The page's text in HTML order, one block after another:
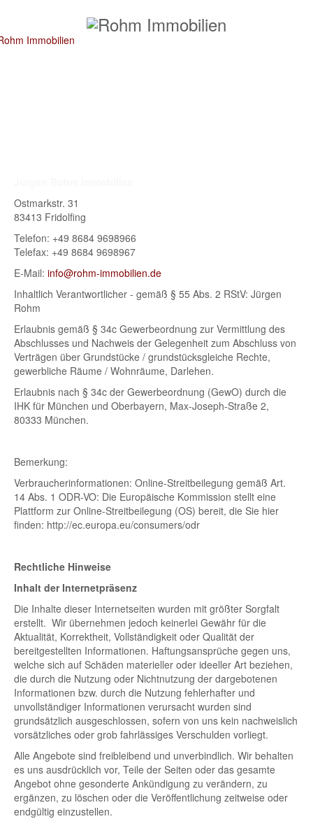
Ostmarkstr. 31
83413 Fridolfing
Telefon: +49 8684 9698966
Telefax: +49 8684 9698967
E-Mail: info@rohm-immobilien.de
Inhaltlich Verantwortlicher - gemäß § 55 Abs. 2 RStV: Jürgen
Rohm
Erlaubnis gemäß § 34c Gewerbeordnung zur Vermittlung des
Abschlusses und Nachweis der Gelegenheit zum Abschluss von
Verträgen über Grundstücke / grundstücksgleiche Rechte,
gewerbliche Räume / Wohnräume, Darlehen.
Erlaubnis nach § 34c der Gewerbeordnung (GewO) durch die
IHK für München und Oberbayern, Max-Joseph-Straße 2,
80333 München.
Bemerkung:
Verbraucherinformationen: Online-Streitbeilegung gemäß Art.
14 Abs. 1 ODR-VO: Die Europäische Kommission stellt eine
Plattform zur Online-Streitbeilegung (OS) bereit, die Sie hier
finden: http://ec.europa.eu/consumers/odr
Rechtliche Hinweise
Inhalt der Internetpräsenz
Die Inhalte dieser Internetseiten wurden mit größter Sorgfalt
erstellt. Wir übernehmen jedoch keinerlei Gewähr für die
Aktualität, Korrektheit, Vollständigkeit oder Qualität der
bereitgestellten Informationen. Haftungsansprüche gegen uns,
welche sich auf Schäden materieller oder ideeller Art beziehen,
die durch die Nutzung oder Nichtnutzung der dargebotenen
Informationen bzw. durch die Nutzung fehlerhafter und
unvollständiger Informationen verursacht wurden sind
grundsätzlich ausgeschlossen, sofern von uns kein nachweislich
vorsätzliches oder grob fahrlässiges Verschulden vorliegt.
Alle Angebote sind freibleibend und unverbindlich. Wir behalten
es uns ausdrücklich vor, Teile der Seiten oder das gesamte
Angebot ohne gesonderte Ankündigung zu verändern, zu
ergänzen, zu löschen oder die Veröffentlichung zeitweise oder
endgültig einzustellen.